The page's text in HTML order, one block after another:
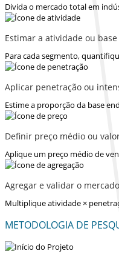
Divida o mercado total em
Estimar a atividade ou
Para cada segmento,
Aplicar penetração ou
Estime a proporção da base
Definir preço médio ou
Aplique um preço médio de
Agregar e validar o
Multiplique atividade ×
METODOLOGIA DE